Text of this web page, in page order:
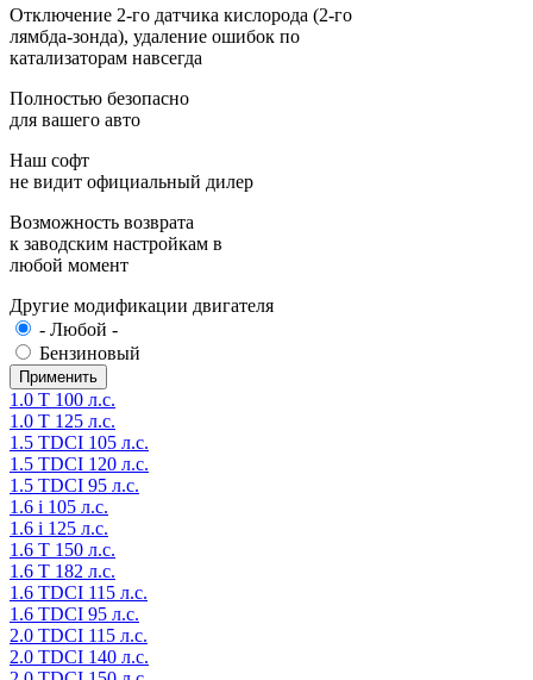
Отключение 2-го датчика кислорода (2-го
лямбда-зонда), удаление ошибок по
катализаторам навсегда
Полностью безопасно
для вашего авто
Наш софт
не видит официальный дилер
Возможность возврата
к заводским настройкам в
любой момент
Другие модификации двигателя
- Любой -
Бензиновый
1.0 T 100 л.с.
1.0 T 125 л.с.
1.5 TDCI 105 л.с.
1.5 TDCI 120 л.с.
1.5 TDCI 95 л.с.
1.6 i 105 л.с.
1.6 i 125 л.с.
1.6 T 150 л.с.
1.6 T 182 л.с.
1.6 TDCI 115 л.с.
1.6 TDCI 95 л.с.
2.0 TDCI 115 л.с.
2.0 TDCI 140 л.с.